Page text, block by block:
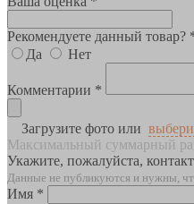
Рекомендуете данный товар?
Да
Нет
Комментарии *
Загрузите фото или
Максимальный суммарный
Укажите, пожалуйста,
Данные не публикуются и нужны,
Имя *